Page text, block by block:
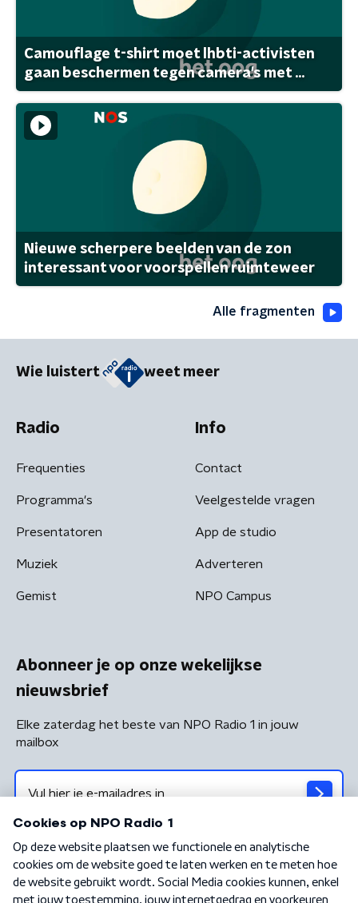
Camouflage t-shirt moet lhbti-activisten
gaan beschermen tegen camera's met ...
Nieuwe scherpere beelden van de zon
interessant voor voorspellen ruimteweer
Alle fragmenten
Wie luistert weet meer
Radio
Frequenties
Programma's
Presentatoren
Muziek
Gemist
Info
Contact
Veelgestelde vragen
App de studio
Adverteren
NPO Campus
Abonneer je op onze wekelijkse
nieuwsbrief
Elke zaterdag het beste van NPO Radio 1 in jouw
mailbox
Algemene voorwaarden